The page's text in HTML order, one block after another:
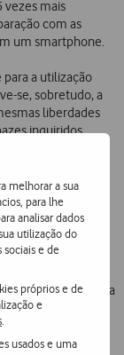
melhorar a sua
para lhe
analisar dados
utilização do
e de
próprios e de
e
usados e uma
vezes mais
com as
um smartphone.
para a utilização
se, sobretudo, a
liberdades
inquiridos
44% das
– em
o acesso a
e para
o facto de que
no que diz
que se comece a
será muito útil
que enderecem
para os